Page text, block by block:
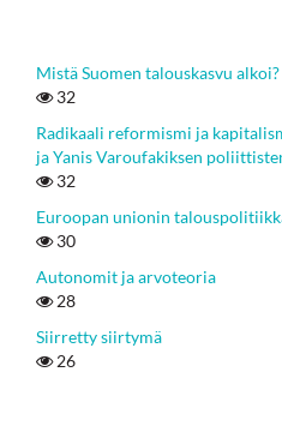
Mistä Suomen talouskasvu alkoi?
32
Radikaali reformismi ja
ja Yanis Varoufakiksen
32
Euroopan unionin
30
Autonomit ja arvoteoria
28
Siirretty siirtymä
26